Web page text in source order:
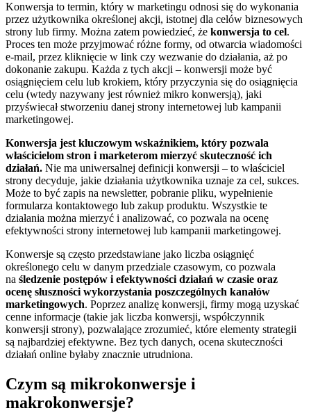
Konwersja to termin, który w marketingu odnosi się do wykonania
przez użytkownika określonej akcji, istotnej dla celów biznesowych
strony lub firmy. Można zatem powiedzieć, że konwersja to cel.
Proces ten może przyjmować różne formy, od otwarcia wiadomości
e-mail, przez kliknięcie w link czy wezwanie do działania, aż po
dokonanie zakupu. Każda z tych akcji – konwersji może być
osiągnięciem celu lub krokiem, który przyczynia się do osiągnięcia
celu (wtedy nazywany jest również mikro konwersją), jaki
przyświecał stworzeniu danej strony internetowej lub kampanii
marketingowej.
Konwersja jest kluczowym wskaźnikiem, który pozwala
właścicielom stron i marketerom mierzyć skuteczność ich
działań. Nie ma uniwersalnej definicji konwersji – to właściciel
strony decyduje, jakie działania użytkownika uznaje za cel, sukces.
Może to być zapis na newsletter, pobranie pliku, wypełnienie
formularza kontaktowego lub zakup produktu. Wszystkie te
działania można mierzyć i analizować, co pozwala na ocenę
efektywności strony internetowej lub kampanii marketingowej.
Konwersje są często przedstawiane jako liczba osiągnięć
określonego celu w danym przedziale czasowym, co pozwala
na śledzenie postępów i efektywności działań w czasie oraz
ocenę słuszności wykorzystania poszczególnych kanałów
marketingowych. Poprzez analizę konwersji, firmy mogą uzyskać
cenne informacje (takie jak liczba konwersji, współczynnik
konwersji strony), pozwalające zrozumieć, które elementy strategii
są najbardziej efektywne. Bez tych danych, ocena skuteczności
działań online byłaby znacznie utrudniona.
Czym są mikrokonwersje i
makrokonwersje?